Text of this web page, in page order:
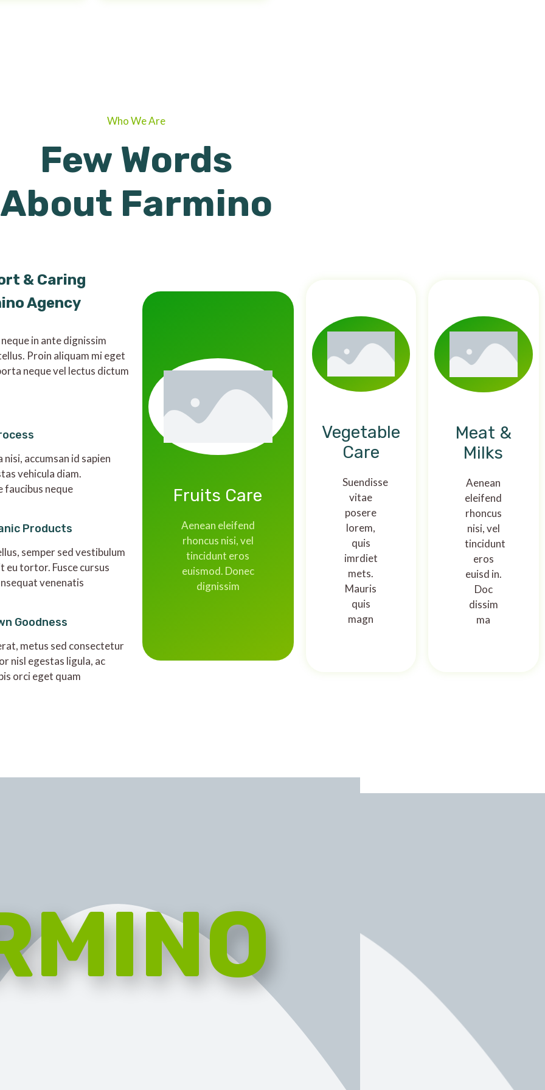
Who We Are
Few Words
About Farmino
& Caring
Agency
in ante dignissim
Proin aliquam mi eget
neque vel lectus dictum
nisi, accumsan id sapien
vehicula diam.
faucibus neque
Products
semper sed vestibulum
eu tortor. Fusce cursus
venenatis
Goodness
metus sed consectetur
nisl egestas ligula, ac
orci eget quam
Fruits Care
Aenean eleifend
rhoncus nisi, vel
tincidunt eros
euismod. Donec
dignissim
Vegetable
Care
Suendisse
vitae
posere
lorem,
quis
imrdiet
mets.
Mauris
quis
magn
Meat &
Milks
Aenean
eleifend
rhoncus
nisi, vel
tincidunt
eros
euisd in.
Doc
dissim
ma